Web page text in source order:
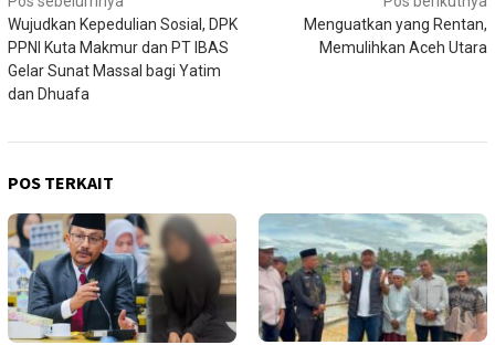
pos
Wujudkan Kepedulian Sosial, DPK
PPNI Kuta Makmur dan PT IBAS
Gelar Sunat Massal bagi Yatim
dan Dhuafa
Menguatkan yang Rentan,
Memulihkan Aceh Utara
POS TERKAIT